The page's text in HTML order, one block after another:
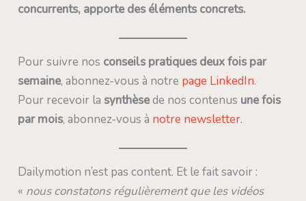
concurrents, apporte des éléments concrets.
Pour suivre nos conseils pratiques deux fois par
semaine, abonnez-vous à notre page LinkedIn.
Pour recevoir la synthèsede nos contenus une fois
par mois, abonnez-vous à notre newsletter.
Dailymotion n’est pas content. Et le fait savoir :
« nous constatons régulièrement que les vidéos